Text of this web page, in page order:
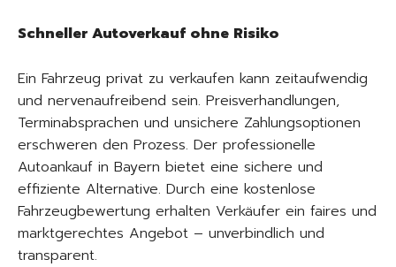
Schneller Autoverkauf ohne Risiko
Ein Fahrzeug privat zu verkaufen kann zeitaufwendig
und nervenaufreibend sein. Preisverhandlungen,
Terminabsprachen und unsichere Zahlungsoptionen
erschweren den Prozess. Der professionelle
Autoankauf in Bayern bietet eine sichere und
effiziente Alternative. Durch eine kostenlose
Fahrzeugbewertung erhalten Verkäufer ein faires und
marktgerechtes Angebot – unverbindlich und
transparent.